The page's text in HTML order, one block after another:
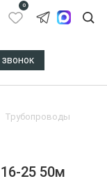
0
Трубопроводы
25 50м